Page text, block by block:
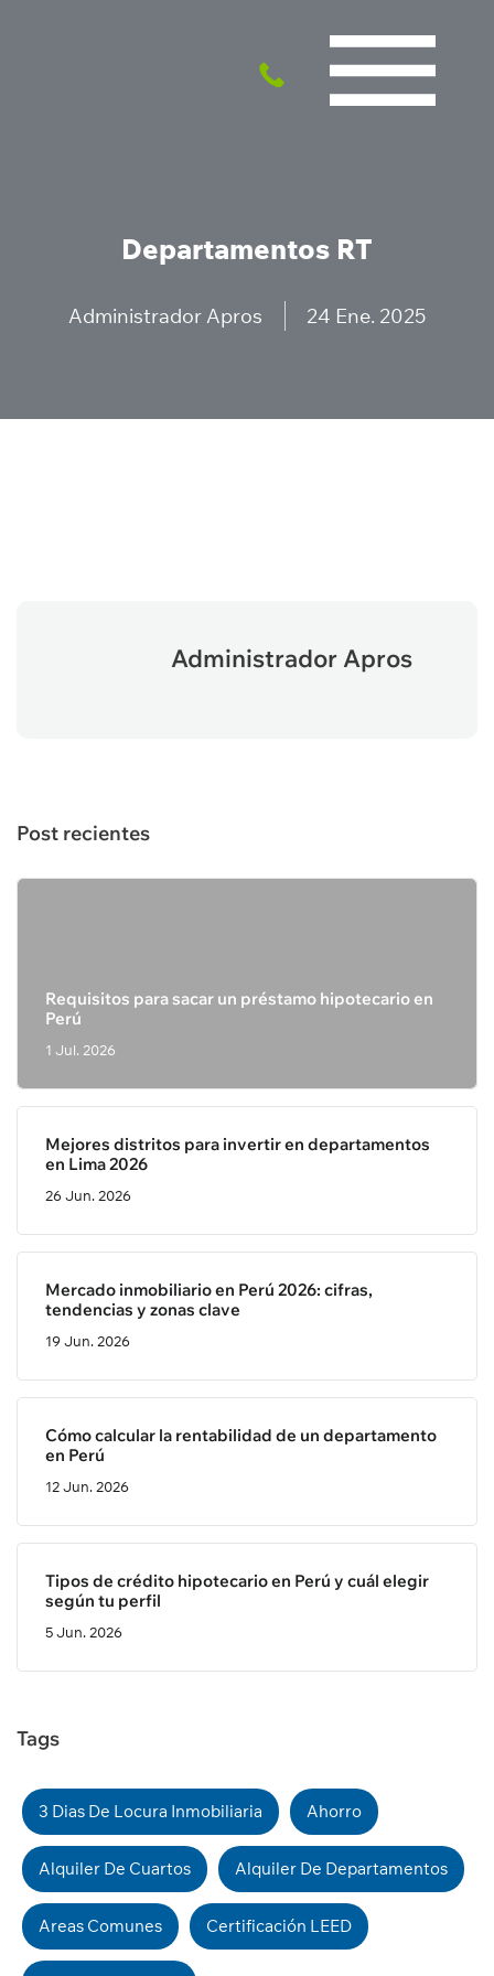
Departamentos RT
Administrador Apros 24 Ene. 2025
Administrador Apros
Post recientes
Requisitos para sacar un préstamo hipotecario en
Perú
1 Jul. 2026
Mejores distritos para invertir en departamentos
en Lima 2026
26 Jun. 2026
Mercado inmobiliario en Perú 2026: cifras,
tendencias y zonas clave
19 Jun. 2026
Cómo calcular la rentabilidad de un departamento
en Perú
12 Jun. 2026
Tipos de crédito hipotecario en Perú y cuál elegir
según tu perfil
5 Jun. 2026
Tags
3 Dias De Locura Inmobiliaria Ahorro
Alquiler De Cuartos Alquiler De Departamentos
Areas Comunes Certificación LEED